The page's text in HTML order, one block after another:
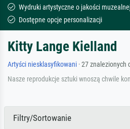
Wydruki artystyczne o jakości
Dostępne opcje personalizacji
Kitty Lange Kielland
Artyści niesklasyfikowani · 27 znalezionych
Nasze reprodukcje sztuki wnoszą chwile
Filtry/Sortowanie